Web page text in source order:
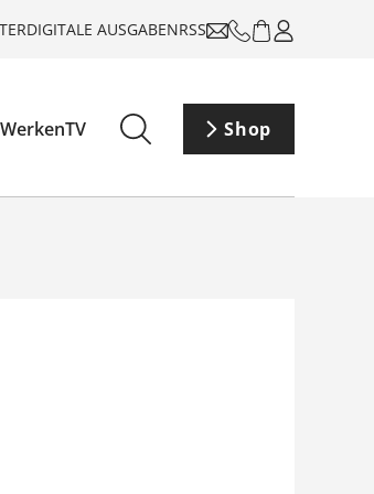
DIGITALE AUSGABENRSS
Shop